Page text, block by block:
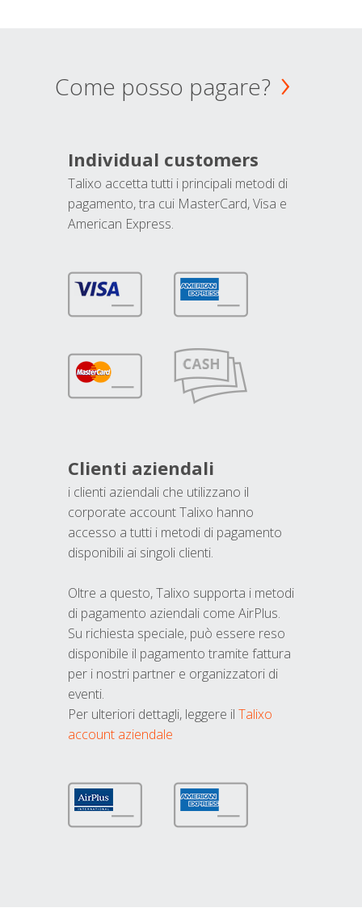
Come posso pagare?
Individual customers
Talixo accetta tutti i principali metodi di
pagamento, tra cui MasterCard, Visa e
American Express.
Clienti aziendali
i clienti aziendali che utilizzano il
corporate account Talixo hanno
accesso a tutti i metodi di pagamento
disponibili ai singoli clienti.
Oltre a questo, Talixo supporta i metodi
di pagamento aziendali come AirPlus.
Su richiesta speciale, può essere reso
disponibile il pagamento tramite fattura
per i nostri partner e organizzatori di
eventi.
Per ulteriori dettagli, leggere il Talixo
account aziendale